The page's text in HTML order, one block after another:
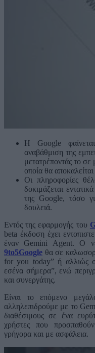
Η Google
αναβάθμιση της
μετατρέποντάς τo
οποία θα
Οι πληροφορίες
δοκιμάζεται
της Google, τόσο
δουλειά.
Εντός της εφαρμογής του
beta έκδοση έχει
έναν Gemini Agent. Ο
9to5Google θα σε
for you today” ή αλλιώς
εσένα σήμερα”, ενώ
και συνεργάτης.
Είναι το επόμενο
αλληλεπιδρούμε με το
διαθέσιμους σε ένα
χρήστες που
γρήγορα και με ασφάλεια.